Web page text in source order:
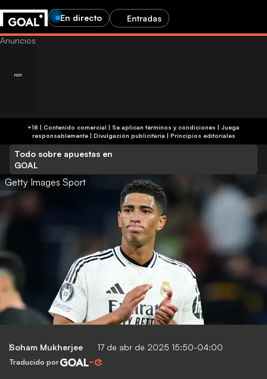
En directo Entradas
+18 | Contenido comercial | Se aplican términos y condiciones | Juega
responsablemente| Divulgación publicitaria | Principios editoriales
Todo sobre apuestas en
GOAL
Getty Images Sport
Soham Mukherjee 17 de abr de 2025 15:50-04:00
Traducido por